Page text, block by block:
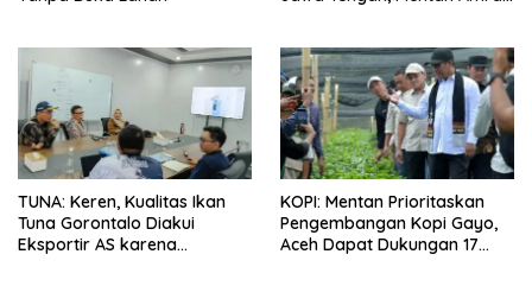
TUNA: Keren, Kualitas Ikan
Tuna Gorontalo Diakui
Eksportir AS karena
KOPI: Mentan Prioritaskan
Pengembangan Kopi Gayo,
Aceh Dapat Dukungan 17